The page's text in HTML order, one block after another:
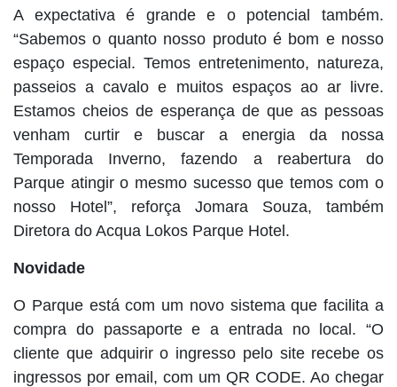
A expectativa é grande e o potencial também.
“Sabemos o quanto nosso produto é bom e nosso
espaço especial. Temos entretenimento, natureza,
passeios a cavalo e muitos espaços ao ar livre.
Estamos cheios de esperança de que as pessoas
venham curtir e buscar a energia da nossa
Temporada Inverno, fazendo a reabertura do
Parque atingir o mesmo sucesso que temos com o
nosso Hotel”, reforça Jomara Souza, também
Diretora do Acqua Lokos Parque Hotel.
Novidade
O Parque está com um novo sistema que facilita a
compra do passaporte e a entrada no local. “O
cliente que adquirir o ingresso pelo site recebe os
ingressos por email, com um QR CODE. Ao chegar